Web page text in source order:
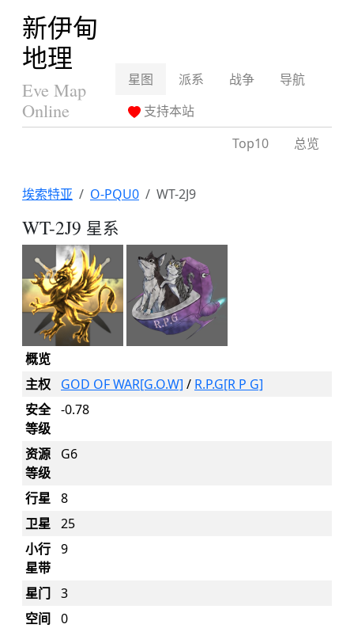
新伊甸
地理
Eve Map
Online
星图 派系 战争
导航
支持本站
总览
Top10
埃索特亚 O-PQU0 WT-2J9
WT-2J9 星系
概览
主权
GOD OF WAR[G.O.W] / R.P.G[R P G]
安全
等级
-0.78
资源
等级
G6
行星 8
卫星 25
小行
星带
9
星门
3
空间
0